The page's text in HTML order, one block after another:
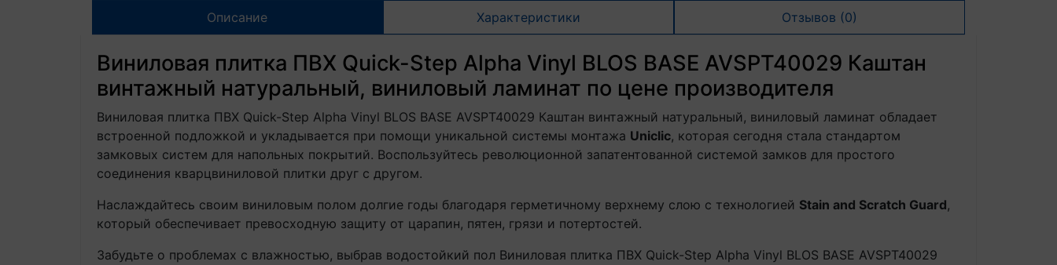
Описание Характеристики Отзывов (0)
Виниловая плитка ПВХ Quick-Step Alpha Vinyl BLOS BASE AVSPT40029 Каштан
винтажный натуральный, виниловый ламинат по цене производителя
Виниловая плитка ПВХ Quick-Step Alpha Vinyl BLOS BASE AVSPT40029 Каштан винтажный натуральный, виниловый ламинат обладает
встроенной подложкой и укладывается при помощи уникальной системы монтажа Uniclic, которая сегодня стала стандартом
замковых систем для напольных покрытий. Воспользуйтесь революционной запатентованной системой замков для простого
соединения кварцвиниловой плитки друг с другом.
Наслаждайтесь своим виниловым полом долгие годы благодаря герметичному верхнему слою с технологией Stain and Scratch Guard,
который обеспечивает превосходную защиту от царапин, пятен, грязи и потертостей.
Забудьте о проблемах с влажностью, выбрав водостойкий пол Виниловая плитка ПВХ Quick-Step Alpha Vinyl BLOS BASE AVSPT40029